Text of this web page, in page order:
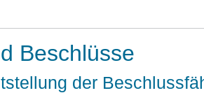
Beschlüsse
der